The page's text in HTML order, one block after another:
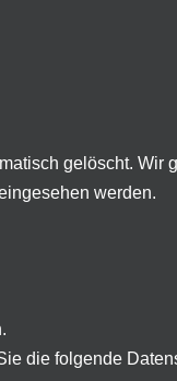
gelöscht. Wir
werden.
die folgende